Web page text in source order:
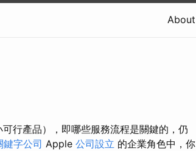
About
行產品），即哪些服務流程是關鍵的，仍
鍵字公司 Apple 公司設立 的企業角色中，你